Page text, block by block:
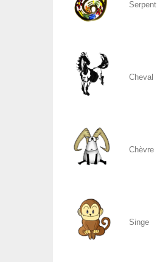
Serpent
Cheval
Chèvre
Singe